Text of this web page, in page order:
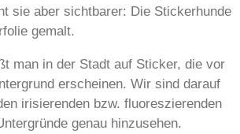
sie aber sichtbarer: Die Stickerhunde
gemalt.
man in der Stadt auf Sticker, die vor
erscheinen. Wir sind darauf
irisierenden bzw. fluoreszierenden
genau hinzusehen.